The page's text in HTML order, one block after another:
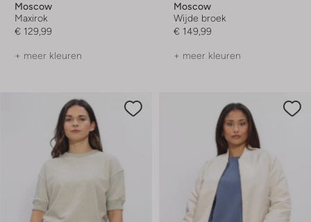
Moscow
Maxirok
€ 129,99
+ meer kleuren
Moscow
Wijde broek
€ 149,99
+ meer kleuren